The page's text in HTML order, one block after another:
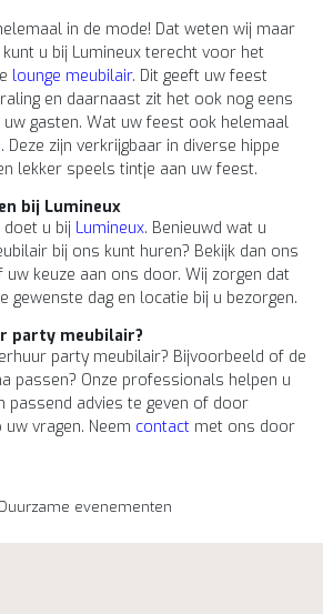
in de mode! Dat weten wij maar
u bij Lumineux terecht voor het
lounge meubilair. Dit geeft uw feest
en daarnaast zit het ook nog eens
gasten. Wat uw feest ook helemaal
. Deze zijn verkrijgbaar in diverse hippe
lekker speels tintje aan uw feest.
bij Lumineux
u bij Lumineux. Benieuwd wat u
bij ons kunt huren? Bekijk dan ons
uw keuze aan ons door. Wij zorgen dat
gewenste dag en locatie bij u bezorgen.
party meubilair?
party meubilair? Bijvoorbeeld of de
passen? Onze professionals helpen u
passend advies te geven of door
vragen. Neem contact met ons door
Duurzame evenementen